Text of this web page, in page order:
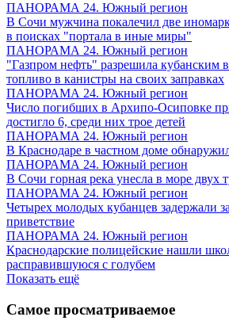
ПАНОРАМА 24. Южный регион
В Сочи мужчина покалечил две
в поисках "портала в иные миры"
ПАНОРАМА 24. Южный регион
"Газпром нефть" разрешила кубанским
топливо в канистры на своих заправках
ПАНОРАМА 24. Южный регион
Число погибших в Архипо-Осиповке
достигло 6, среди них трое детей
ПАНОРАМА 24. Южный регион
В Краснодаре в частном доме
ПАНОРАМА 24. Южный регион
В Сочи горная река унесла в море двух
ПАНОРАМА 24. Южный регион
Четырех молодых кубанцев задержали
приветствие
ПАНОРАМА 24. Южный регион
Краснодарские полицейские нашли
расправившуюся с голубем
Показать ещё
Самое просматриваемое